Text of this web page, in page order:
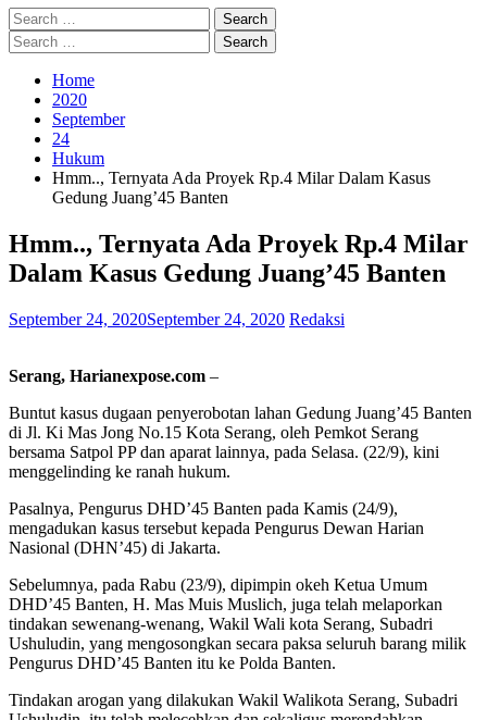
Search
for:
Search
for:
Home
2020
September
24
Hukum
Hmm.., Ternyata Ada Proyek Rp.4 Milar Dalam Kasus
Gedung Juang’45 Banten
Hmm.., Ternyata Ada Proyek Rp.4 Milar
Dalam Kasus Gedung Juang’45 Banten
September 24, 2020September 24, 2020 Redaksi
Serang, Harianexpose.com –
Buntut kasus dugaan penyerobotan lahan Gedung Juang’45 Banten
di Jl. Ki Mas Jong No.15 Kota Serang, oleh Pemkot Serang
bersama Satpol PP dan aparat lainnya, pada Selasa. (22/9), kini
menggelinding ke ranah hukum.
Pasalnya, Pengurus DHD’45 Banten pada Kamis (24/9),
mengadukan kasus tersebut kepada Pengurus Dewan Harian
Nasional (DHN’45) di Jakarta.
Sebelumnya, pada Rabu (23/9), dipimpin okeh Ketua Umum
DHD’45 Banten, H. Mas Muis Muslich, juga telah melaporkan
tindakan sewenang-wenang, Wakil Wali kota Serang, Subadri
Ushuludin, yang mengosongkan secara paksa seluruh barang milik
Pengurus DHD’45 Banten itu ke Polda Banten.
Tindakan arogan yang dilakukan Wakil Walikota Serang, Subadri